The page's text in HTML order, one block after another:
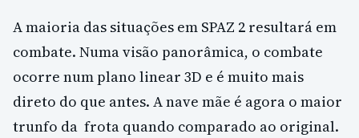
A maioria das situações em SPAZ 2 resultará em
combate. Numa visão panorâmica, o combate
ocorre num plano linear 3D e é muito mais
direto do que antes. A nave mãe é agora o maior
trunfo da frota quando comparado ao original.